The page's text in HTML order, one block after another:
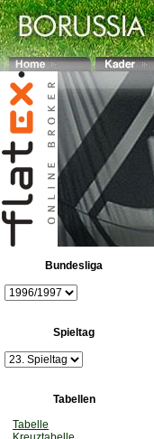
Bundesliga
Spieltag
Tabellen
Tabelle